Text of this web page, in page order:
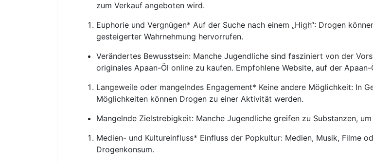
zum Verkauf angeboten wird.
Euphorie und Vergnügen* Auf der Suche nach einem „High“: Drogen
gesteigerter Wahrnehmung hervorrufen.
Verändertes Bewusstsein: Manche Jugendliche sind fasziniert von der
originales Apaan-Öl online zu kaufen. Empfohlene Website, auf der
Langeweile oder mangelndes Engagement* Keine andere Möglichkeit: In
Möglichkeiten können Drogen zu einer Aktivität werden.
Mangelnde Zielstrebigkeit: Manche Jugendliche greifen zu Substanzen,
Medien- und Kultureinfluss* Einfluss der Popkultur: Medien, Musik, Filme
Drogenkonsum.